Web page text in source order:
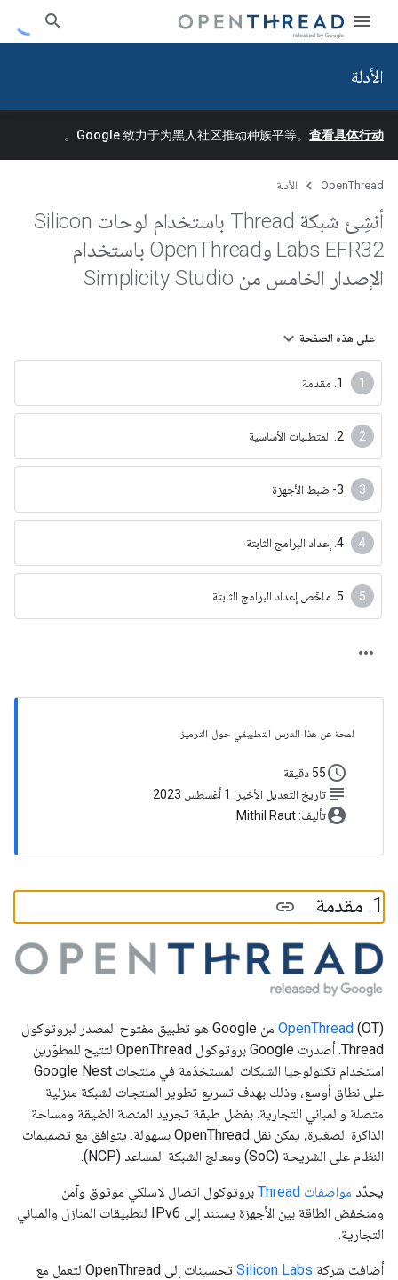
الأدلة
Google 致力于为黑人社区推动种族平等。 查看具体行动
。
OpenThread الأدلة
أنشِئ شبكة Thread باستخدام لوحات Silicon
Labs EFR32 وOpen
Thread باستخدام
الإصدار الخامس من Simplicity Studio
على هذه الصفحة
‫1. مقدمة
‫2. المتطلبات الأساسية
3- ضبط الأجهزة
4. إعداد البرامج الثابتة
5. ملخّص إعداد البرامج الثابتة
لمحة عن هذا الدرس التطبيقي حول الترميز
schedule55 دقيقة
subject تاريخ التعديل الأخير: 1 أغسطس 2023
account_circleتأليف: Mithil Raut
‫1
. مقدمة
OpenThread
(OT) من Google هو تطبيق مفتوح المصدر لبروتوكول
Thread. أصدرت Google بروتوكول OpenThread لتتيح للمطوّرين
استخدام تكنولوجيا الشبكات المستخدَمة في منتجات Google Nest
على نطاق أوسع، وذلك بهدف تسريع تطوير المنتجات لشبكة منزلية
متصلة والمباني التجارية. بفضل طبقة تجريد المنصة الضيقة ومساحة
الذاكرة الصغيرة، يمكن نقل OpenThread بسهولة. يتوافق مع تصميمات
النظام على الشريحة (SoC) ومعالج الشبكة المساعد (NCP).
يحدّد مواصفات Thread
بروتوكول اتصال لاسلكي موثوق وآمن
ومنخفض الطاقة بين الأجهزة يستند إلى IPv6 لتطبيقات المنازل والمباني
التجارية.
أضافت شركة Silicon Labs
تحسينات إلى OpenThread لتعمل مع